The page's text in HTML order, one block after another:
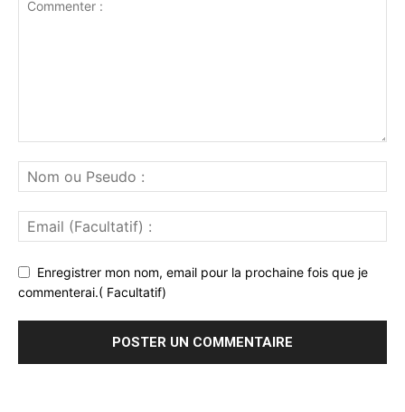
Enregistrer mon nom, email pour la prochaine fois que je
commenterai.( Facultatif)